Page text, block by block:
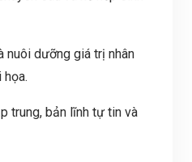
nuôi dưỡng giá trị nhân
họa.
trung, bản lĩnh tự tin và